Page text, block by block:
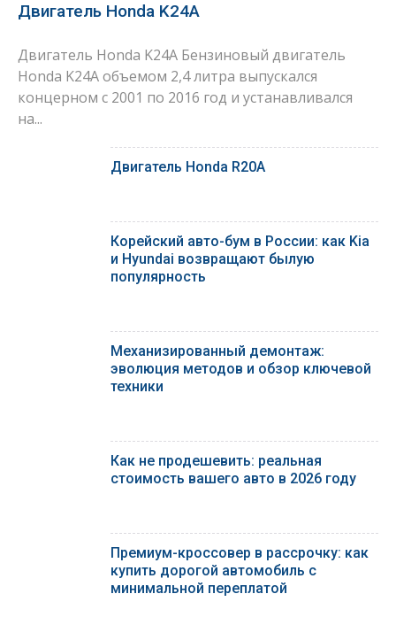
Двигатель Honda K24A
Двигатель Honda K24A Бензиновый двигатель
Honda K24A объемом 2,4 литра выпускался
концерном с 2001 по 2016 год и устанавливался
на...
Двигатель Honda R20A
Корейский авто-бум в России: как Kia
и Hyundai возвращают былую
популярность
Механизированный демонтаж:
эволюция методов и обзор ключевой
техники
Как не продешевить: реальная
стоимость вашего авто в 2026 году
Премиум-кроссовер в рассрочку: как
купить дорогой автомобиль с
минимальной переплатой